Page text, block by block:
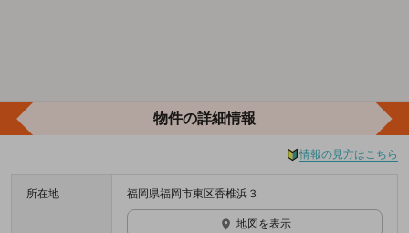
物件の詳細情報
情報の見方はこちら
所在地 福岡県福岡市東区香椎浜３
地図を表示